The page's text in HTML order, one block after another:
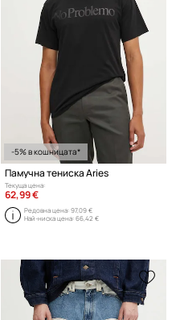
-5% в кошницата*
Памучна тениска Aries
Текуща цена:
62,99 €
Редовна цена:97,09 €
Най-ниска цена:66,42 €